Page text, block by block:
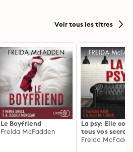
Voir tous les titres
Le Boyfriend
Freida McFadden
La psy: Elle
tous vos
découvrez les
Freida